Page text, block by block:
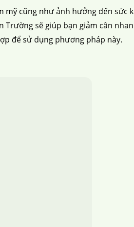
mỹ cũng như ảnh hưởng đến sức
sẽ giúp bạn giảm cân
để sử dụng phương pháp này.